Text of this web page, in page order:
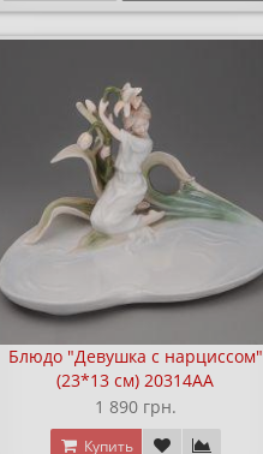
Блюдо "Девушка с нарциссом"
(23*13 см) 20314AA
1 890 грн.
Купить